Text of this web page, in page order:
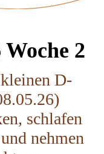
Woche 2
D-
schlafen
nehmen